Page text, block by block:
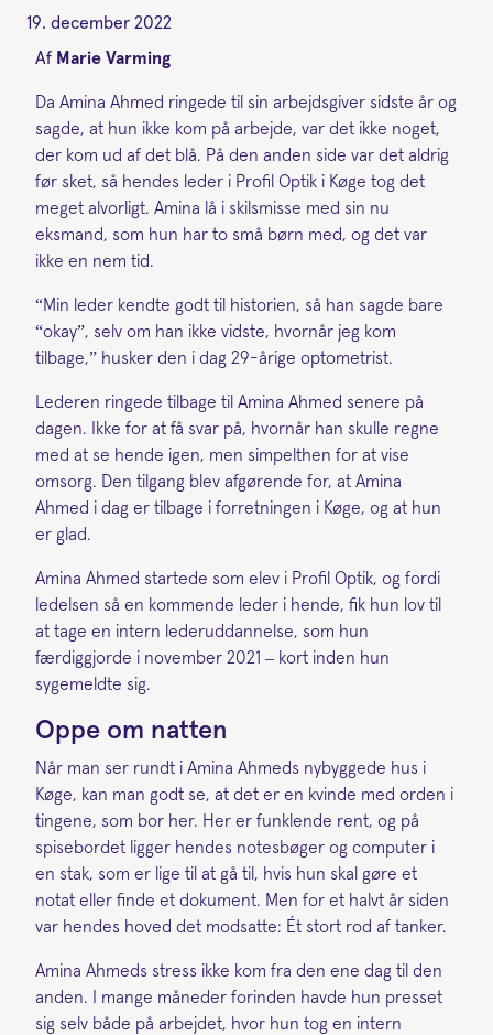
19. december 2022
Af Marie Varming
Da Amina Ahmed ringede til sin arbejdsgiver sidste år og
sagde, at hun ikke kom på arbejde, var det ikke noget,
der kom ud af det blå. På den anden side var det aldrig
før sket, så hendes leder i Profil Optik i Køge tog det
meget alvorligt. Amina lå i skilsmisse med sin nu
eksmand, som hun har to små børn med, og det var
ikke en nem tid.
“Min leder kendte godt til historien, så han sagde bare
“okay”, selv om han ikke vidste, hvornår jeg kom
tilbage,” husker den i dag 29-årige optometrist.
Lederen ringede tilbage til Amina Ahmed senere på
dagen. Ikke for at få svar på, hvornår han skulle regne
med at se hende igen, men simpelthen for at vise
omsorg. Den tilgang blev afgørende for, at Amina
Ahmed i dag er tilbage i forretningen i Køge, og at hun
er glad.
Amina Ahmed startede som elev i Profil Optik, og fordi
ledelsen så en kommende leder i hende, fik hun lov til
at tage en intern lederuddannelse, som hun
færdiggjorde i november 2021 – kort inden hun
sygemeldte sig.
Oppe om natten
Når man ser rundt i Amina Ahmeds nybyggede hus i
Køge, kan man godt se, at det er en kvinde med orden i
tingene, som bor her. Her er funklende rent, og på
spisebordet ligger hendes notesbøger og computer i
en stak, som er lige til at gå til, hvis hun skal gøre et
notat eller finde et dokument. Men for et halvt år siden
var hendes hoved det modsatte: Ét stort rod af tanker.
Amina Ahmeds stress ikke kom fra den ene dag til den
anden. I mange måneder forinden havde hun presset
sig selv både på arbejdet, hvor hun tog en intern